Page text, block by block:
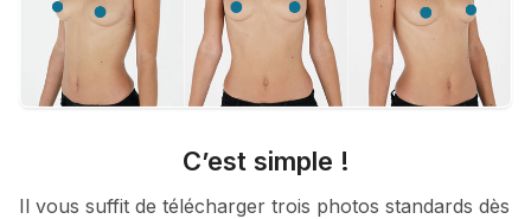
C’est simple !
Il vous suffit de télécharger trois photos standards dès